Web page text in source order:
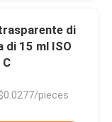
di
di 15 ml ISO
pieces